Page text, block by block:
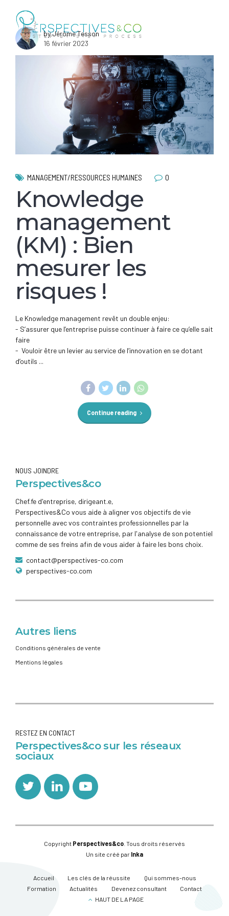
by Jérôme Tesson
16 février 2023
MANAGEMENT/RESSOURCES HUMAINES 0
Knowledge
management
(KM) : Bien
mesurer les
risques !
Le Knowledge management revêt un double enjeu:
- S’assurer que l’entreprise puisse continuer à faire ce qu’elle sait
faire
- Vouloir être un levier au service de l’innovation en se dotant
d’outils ...
Continue reading
NOUS JOINDRE
Perspectives&co
Chef.fe d'entreprise, dirigeant.e,
Perspectives&Co vous aide à aligner vos objectifs de vie
personnelle avec vos contraintes professionnelles par la
connaissance de votre entreprise, par l'analyse de son potentiel
comme de ses freins afin de vous aider à faire les bons choix.
contact@perspectives-co.com
perspectives-co.com
Autres liens
Conditions générales de vente
Mentions légales
RESTEZ EN CONTACT
Perspectives&co sur les réseaux
sociaux
Copyright Perspectives&co . Tous droits réservés
Un site créé par Inka
Accueil Les clés de la réussite
Qui sommes-nous
Formation
Actualités Devenez consultant
Contact
HAUT DE LA PAGE